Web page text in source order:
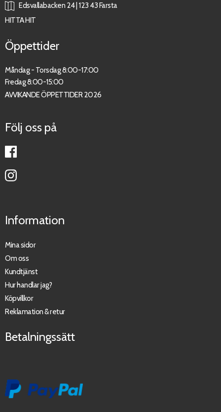
Edsvallabacken 24 | 123 43 Farsta
HITTA HIT
Öppettider
Måndag - Torsdag 8:00-17:00
Fredag 8:00-15:00
AVVIKANDE ÖPPETTIDER 2026
Följ oss på
Information
Mina sidor
Om oss
Kundtjänst
Hur handlar jag?
Köpvillkor
Reklamation & retur
Betalningssätt